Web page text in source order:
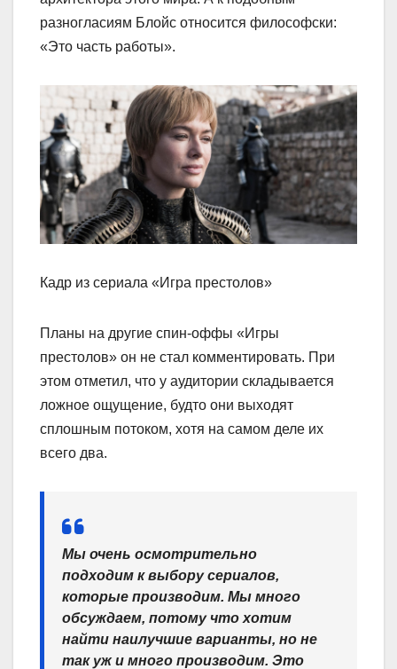
разногласиям Блойс относится философски:
«Это часть работы».
Кадр из сериала «Игра престолов»
Планы на другие спин-оффы «Игры
престолов» он не стал комментировать. При
этом отметил, что у аудитории складывается
ложное ощущение, будто они выходят
сплошным потоком, хотя на самом деле их
всего два.
Мы очень осмотрительно
подходим к выбору сериалов,
которые производим. Мы много
обсуждаем, потому что хотим
найти наилучшие варианты, но не
так уж и много производим. Это